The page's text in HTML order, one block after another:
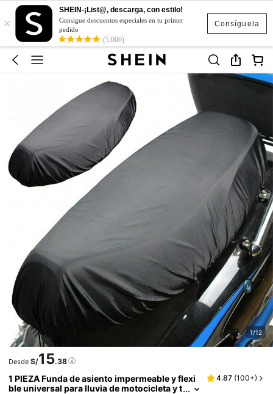
Consíguela
×
SHEIN-¡List@, descarga, con estilo!
Consigue descuentos especiales en tu primer
pedido
(5,000)
1/12
Desde S/15.38
1 PIEZA Funda de asiento impermeable y flexi
ble universal para lluvia de motocicleta y t
4.87 (100+)